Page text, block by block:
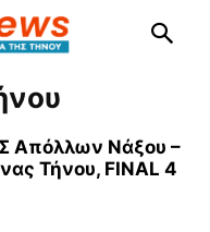
Απόλλων Νάξου –
Τήνου, FINAL 4